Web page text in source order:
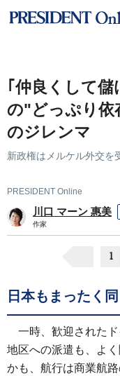
｢仲良くして
の"どっぷり依
のジレンマ
新政権はメルケル外交を
PRESIDENT Online
川口 マーン 惠美
作家
1
日本もまったく
一時、歓迎された
地区への派遣も、よ
かも、航行は商業航